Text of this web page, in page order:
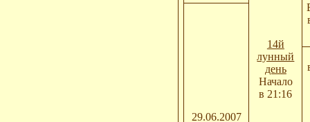
14й
лунный
день
Начало
в 21:16
29.06.2007